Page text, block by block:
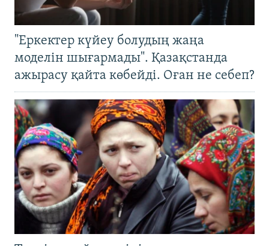
"Еркектер күйеу болудың жаңа
моделін шығармады". Қазақстанда
ажырасу қайта көбейді. Оған не себеп?